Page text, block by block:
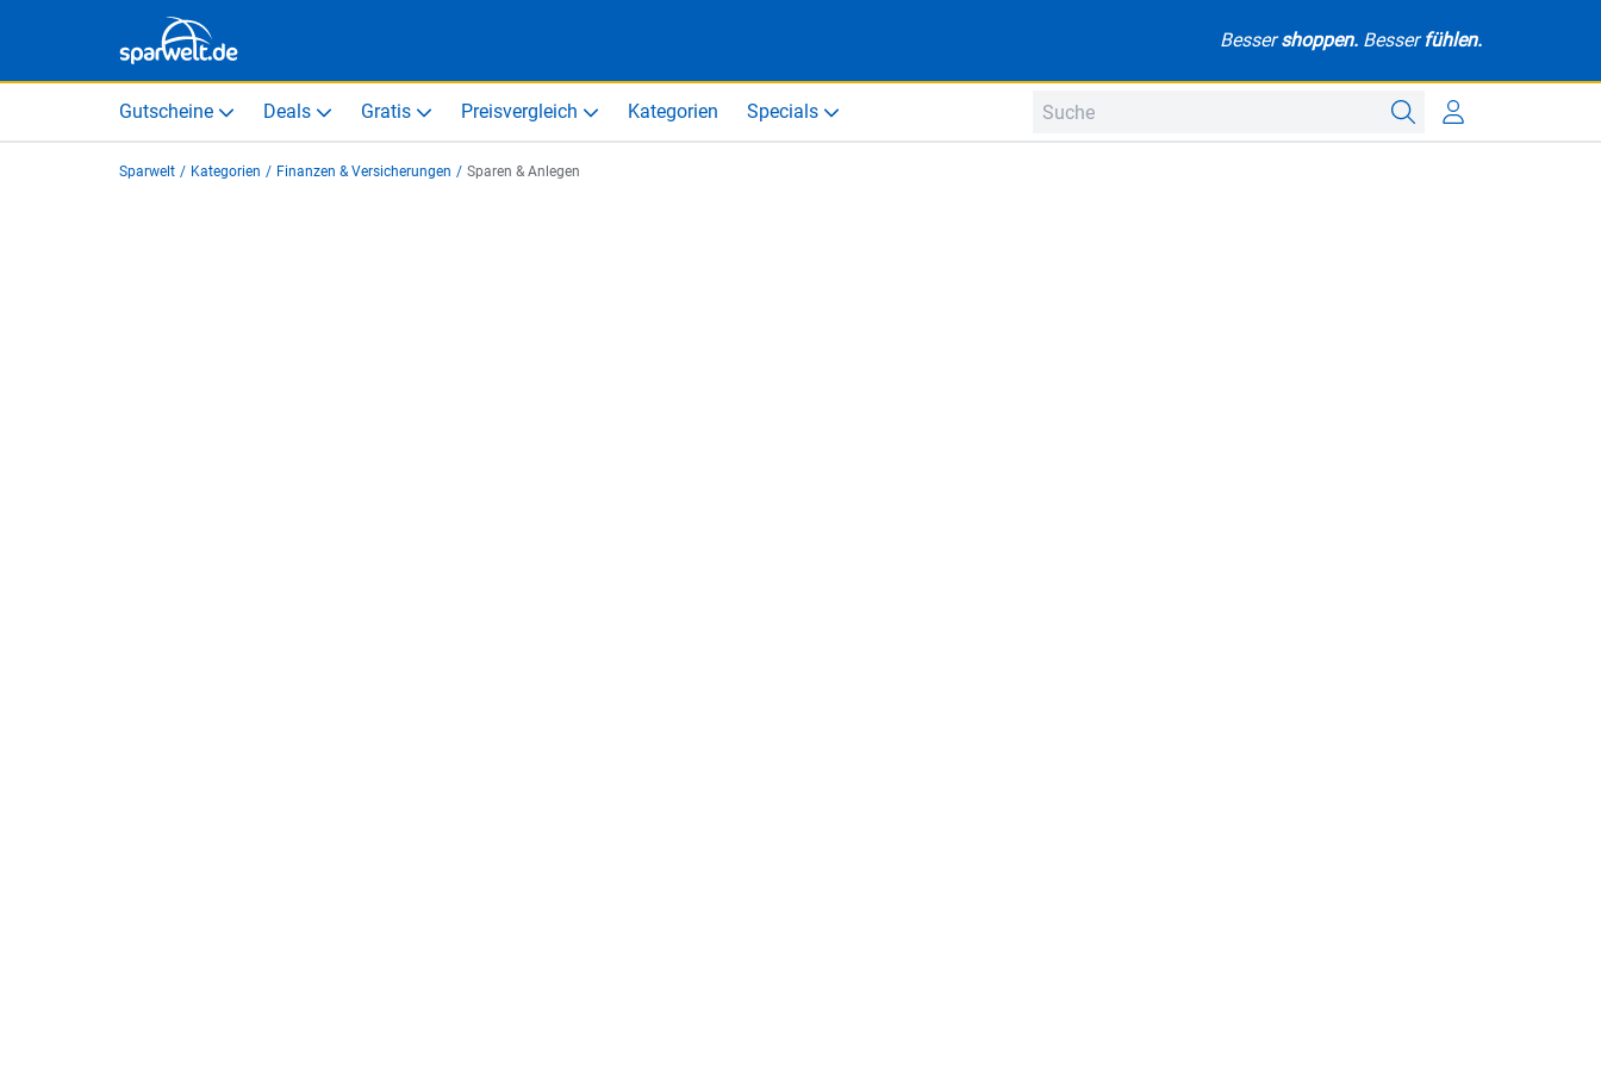
Bessershoppen. Besserfühlen.
Gutscheine Deals Gratis Preisvergleich Kategorien Specials
Sparwelt / Kategorien / Finanzen & Versicherungen / Sparen & Anlegen